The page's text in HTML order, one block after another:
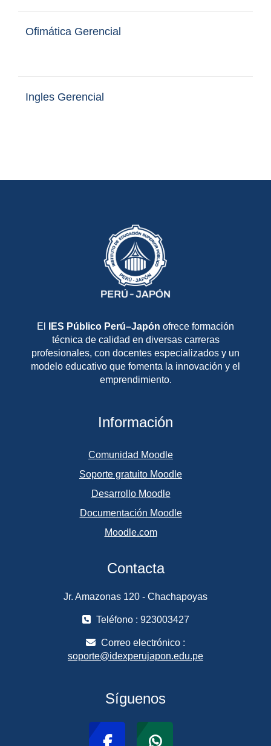
Ofimática Gerencial
Ingles Gerencial
El IES Público Perú–Japón ofrece formación
técnica de calidad en diversas carreras
profesionales, con docentes especializados y un
modelo educativo que fomenta la innovación y el
emprendimiento.
Información
Comunidad Moodle
Soporte gratuito Moodle
Desarrollo Moodle
Documentación Moodle
Moodle.com
Contacta
Jr. Amazonas 120 - Chachapoyas
Teléfono : 923003427
Correo electrónico :
soporte@idexperujapon.edu.pe
Síguenos